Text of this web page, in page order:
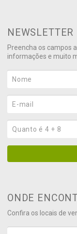
NEWSLETTER
Preencha os campos
informações e muito
ONDE
Confira os locais de